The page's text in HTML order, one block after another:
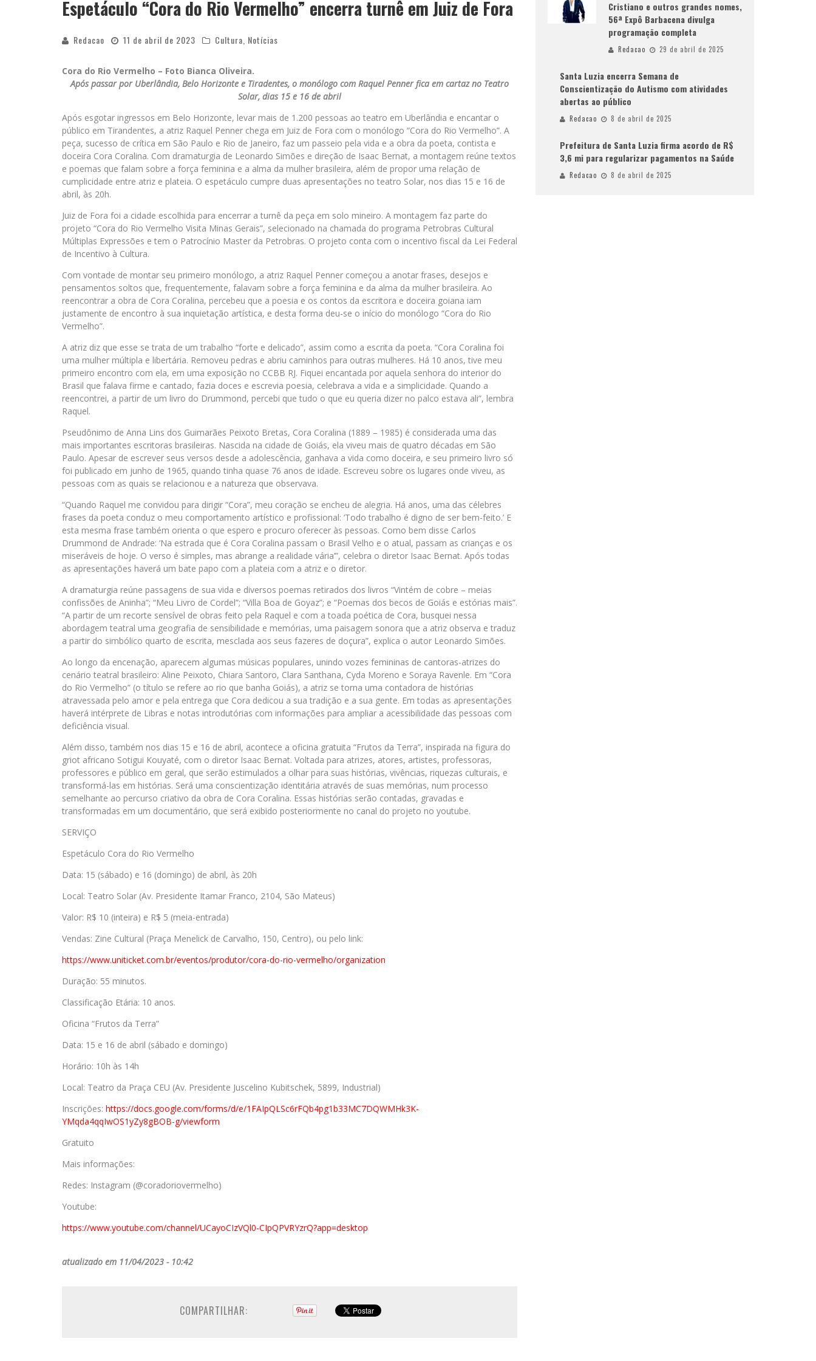
Espetáculo “Cora do Rio Vermelho” encerra turnê em Juiz de Fora
Redacao 11 de abril de 2023 Cultura Notícias
Cora do Rio Vermelho – Foto Bianca Oliveira.
Após passar por Uberlândia, Belo Horizonte e Tiradentes, o monólogo com Raquel Penner fica em cartaz no Teatro
Solar, dias 15 e 16 de abril
Após esgotar ingressos em Belo Horizonte, levar mais de 1.200 pessoas ao teatro em Uberlândia e encantar o
público em Tirandentes, a atriz Raquel Penner chega em Juiz de Fora com o monólogo “Cora do Rio Vermelho”. A
peça, sucesso de crítica em São Paulo e Rio de Janeiro, faz um passeio pela vida e a obra da poeta, contista e
doceira Cora Coralina. Com dramaturgia de Leonardo Simões e direção de Isaac Bernat, a montagem reúne textos
e poemas que falam sobre a força feminina e a alma da mulher brasileira, além de propor uma relação de
cumplicidade entre atriz e plateia. O espetáculo cumpre duas apresentações no teatro Solar, nos dias 15 e 16 de
abril, às 20h.
Juiz de Fora foi a cidade escolhida para encerrar a turnê da peça em solo mineiro. A montagem faz parte do
projeto “Cora do Rio Vermelho Visita Minas Gerais”, selecionado na chamada do programa Petrobras Cultural
Múltiplas Expressões e tem o Patrocínio Master da Petrobras. O projeto conta com o incentivo fiscal da Lei Federal
de Incentivo à Cultura.
Com vontade de montar seu primeiro monólogo, a atriz Raquel Penner começou a anotar frases, desejos e
pensamentos soltos que, frequentemente, falavam sobre a força feminina e da alma da mulher brasileira. Ao
reencontrar a obra de Cora Coralina, percebeu que a poesia e os contos da escritora e doceira goiana iam
justamente de encontro à sua inquietação artística, e desta forma deu-se o início do monólogo “Cora do Rio
Vermelho”.
A atriz diz que esse se trata de um trabalho “forte e delicado”, assim como a escrita da poeta. “Cora Coralina foi
uma mulher múltipla e libertária. Removeu pedras e abriu caminhos para outras mulheres. Há 10 anos, tive meu
primeiro encontro com ela, em uma exposição no CCBB RJ. Fiquei encantada por aquela senhora do interior do
Brasil que falava firme e cantado, fazia doces e escrevia poesia, celebrava a vida e a simplicidade. Quando a
reencontrei, a partir de um livro do Drummond, percebi que tudo o que eu queria dizer no palco estava ali”, lembra
Raquel.
Pseudônimo de Anna Lins dos Guimarães Peixoto Bretas, Cora Coralina (1889 – 1985) é considerada uma das
mais importantes escritoras brasileiras. Nascida na cidade de Goiás, ela viveu mais de quatro décadas em São
Paulo. Apesar de escrever seus versos desde a adolescência, ganhava a vida como doceira, e seu primeiro livro só
foi publicado em junho de 1965, quando tinha quase 76 anos de idade. Escreveu sobre os lugares onde viveu, as
pessoas com as quais se relacionou e a natureza que observava.
“Quando Raquel me convidou para dirigir “Cora”, meu coração se encheu de alegria. Há anos, uma das célebres
frases da poeta conduz o meu comportamento artístico e profissional: ‘Todo trabalho é digno de ser bem-feito.’ E
esta mesma frase também orienta o que espero e procuro oferecer às pessoas. Como bem disse Carlos
Drummond de Andrade: ‘Na estrada que é Cora Coralina passam o Brasil Velho e o atual, passam as crianças e os
miseráveis de hoje. O verso é simples, mas abrange a realidade vária’”, celebra o diretor Isaac Bernat. Após todas
as apresentações haverá um bate papo com a plateia com a atriz e o diretor.
A dramaturgia reúne passagens de sua vida e diversos poemas retirados dos livros “Vintém de cobre – meias
confissões de Aninha”; “Meu Livro de Cordel”; “Villa Boa de Goyaz”; e “Poemas dos becos de Goiás e estórias mais”.
“A partir de um recorte sensível de obras feito pela Raquel e com a toada poética de Cora, busquei nessa
abordagem teatral uma geografia de sensibilidade e memórias, uma paisagem sonora que a atriz observa e traduz
a partir do simbólico quarto de escrita, mesclada aos seus fazeres de doçura”, explica o autor Leonardo Simões.
Ao longo da encenação, aparecem algumas músicas populares, unindo vozes femininas de cantoras-atrizes do
cenário teatral brasileiro: Aline Peixoto, Chiara Santoro, Clara Santhana, Cyda Moreno e Soraya Ravenle. Em “Cora
do Rio Vermelho” (o título se refere ao rio que banha Goiás), a atriz se torna uma contadora de histórias
atravessada pelo amor e pela entrega que Cora dedicou a sua tradição e a sua gente. Em todas as apresentações
haverá intérprete de Libras e notas introdutórias com informações para ampliar a acessibilidade das pessoas com
deficiência visual.
Além disso, também nos dias 15 e 16 de abril, acontece a oficina gratuita “Frutos da Terra”, inspirada na figura do
griot africano Sotigui Kouyaté, com o diretor Isaac Bernat. Voltada para atrizes, atores, artistes, professoras,
professores e público em geral, que serão estimulados a olhar para suas histórias, vivências, riquezas culturais, e
transformá-las em histórias. Será uma conscientização identitária através de suas memórias, num processo
semelhante ao percurso criativo da obra de Cora Coralina. Essas histórias serão contadas, gravadas e
transformadas em um documentário, que será exibido posteriormente no canal do projeto no youtube.
SERVIÇO
Espetáculo Cora do Rio Vermelho
Data: 15 (sábado) e 16 (domingo) de abril, às 20h
Local: Teatro Solar (Av. Presidente Itamar Franco, 2104, São Mateus)
Valor: R$ 10 (inteira) e R$ 5 (meia-entrada)
Vendas: Zine Cultural (Praça Menelick de Carvalho, 150, Centro), ou pelo link:
https://www.uniticket.com.br/eventos/produtor/cora-do-rio-vermelho/organization
Duração: 55 minutos.
Classificação Etária: 10 anos.
Oficina “Frutos da Terra”
Data: 15 e 16 de abril (sábado e domingo)
Horário: 10h às 14h
Local: Teatro da Praça CEU (Av. Presidente Juscelino Kubitschek, 5899, Industrial)
Inscrições: https://docs.google.com/forms/d/e/1FAIpQLSc6rFQb4pg1b33MC7DQWMHk3K-
YMqda4qqIwOS1yZy8gBOB-g/viewform
Gratuito
Mais informações:
Redes: Instagram (@coradoriovermelho)
Youtube:
https://www.youtube.com/channel/UCayoCIzVQl0-CIpQPVRYzrQ?app=desktop
atualizado em 11/04/2023 - 10:42
COMPARTILHAR:
Cristiano e outros grandes nomes,
56ª Expô Barbacena divulga
programação completa
Redacao 29 de abril de 2025
Santa Luzia encerra Semana de
Conscientização do Autismo com atividades
abertas ao público
Redacao 8 de abril de 2025
Prefeitura de Santa Luzia firma acordo de R$
3,6 mi para regularizar pagamentos na Saúde
Redacao 8 de abril de 2025